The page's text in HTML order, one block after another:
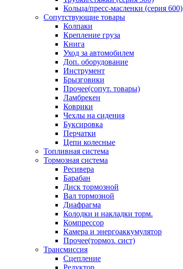
Кольца/пресс-масленки (серия 600)
Сопутствующие товары
Колпаки
Крепление груза
Книга
Уход за автомобилем
Доп. оборудование
Инструмент
Брызговики
Прочее(сопут. товары)
Ламбрекен
Коврики
Чехлы на сидения
Буксировка
Перчатки
Цепи колесные
Топливная система
Тормозная система
Ресивера
Барабан
Диск тормозной
Вал тормозной
Диафрагма
Колодки и накладки торм.
Компрессор
Камера и энергоаккумулятор
Прочее(тормоз. сист)
Трансмиссия
Сцепление